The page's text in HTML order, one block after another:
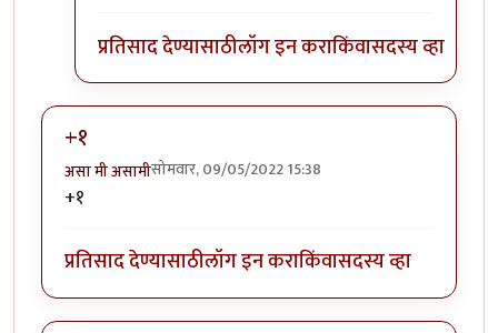
प्रतिसाद देण्यासाठीलॉग इन कराकिंवासदस्य व्हा
+१
असा मी असामीसोमवार, 09/05/2022 15:38
+१
प्रतिसाद देण्यासाठीलॉग इन कराकिंवासदस्य व्हा